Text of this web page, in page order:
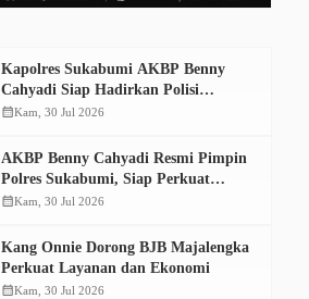
Kapolres Sukabumi AKBP Benny
Cahyadi Siap Hadirkan Polisi
Humanis dan Transparan
calendar_monthKam, 30 Jul 2026
AKBP Benny Cahyadi Resmi Pimpin
Polres Sukabumi, Siap Perkuat
Pelayanan dan Kamtibmas
calendar_monthKam, 30 Jul 2026
Kang Onnie Dorong BJB Majalengka
Perkuat Layanan dan Ekonomi
calendar_monthKam, 30 Jul 2026